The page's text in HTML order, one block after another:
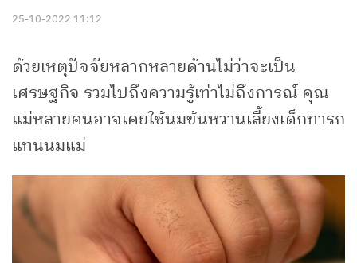
25-10-2022 11:12
ด้วยเหตุปัจจัยหลากหลายด้านไม่ว่าจะเป็น
เศรษฐกิจ รวมไปถึงความรู้เท่าไม่ถึงการณ์ คุณ
แม่หลายคนอาจเคยใช้นมข้นหวานเลี้ยงเด็กทารก
แทนนมแม่